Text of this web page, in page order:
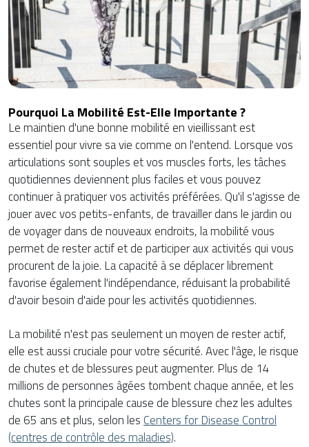
Pourquoi La Mobilité Est-Elle Importante ?
Le maintien d'une bonne mobilité en vieillissant est
essentiel pour vivre sa vie comme on l'entend. Lorsque vos
articulations sont souples et vos muscles forts, les tâches
quotidiennes deviennent plus faciles et vous pouvez
continuer à pratiquer vos activités préférées. Qu'il s'agisse de
jouer avec vos petits-enfants, de travailler dans le jardin ou
de voyager dans de nouveaux endroits, la mobilité vous
permet de rester actif et de participer aux activités qui vous
procurent de la joie. La capacité à se déplacer librement
favorise également l'indépendance, réduisant la probabilité
d'avoir besoin d'aide pour les activités quotidiennes.
La mobilité n'est pas seulement un moyen de rester actif,
elle est aussi cruciale pour votre sécurité. Avec l'âge, le risque
de chutes et de blessures peut augmenter. Plus de 14
millions de personnes âgées tombent chaque année, et les
chutes sont la principale cause de blessure chez les adultes
de 65 ans et plus, selon les Centers for Disease Control
(centres de contrôle des maladies).